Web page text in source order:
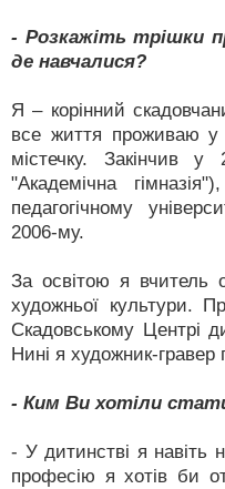
- Розкажіть трішки
де навчалися?
Я – корінний
все життя проживаю у
містечку.
"Академічна
педагогічному
2006-му.
За освітою я вчитель
художньої культури.
Скадовському Центрі
Нині я художник-гравер
- Ким Ви хотіли
- У дитинстві я навіть
професію я хотів би